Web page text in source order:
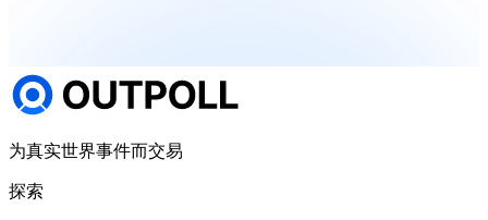
为真实世界事件而交易
探索